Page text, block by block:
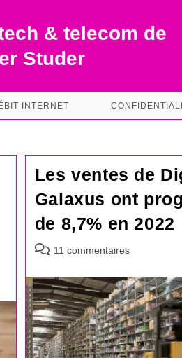
& telecom de
Studer
INTERNET
Les ventes de
Galaxus ont
de 8,7% en 2022
Commentaires
la
publication :
11 commentaires